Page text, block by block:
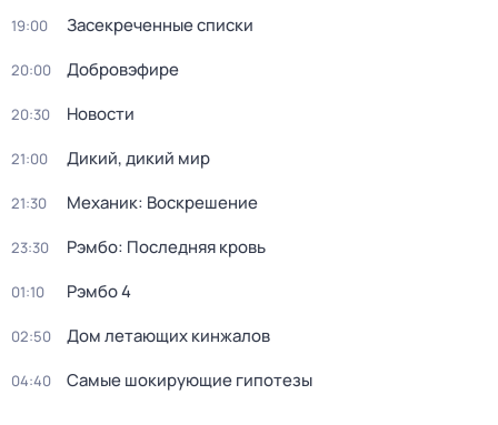
19:00 Зaceкрeченные списки
20:00 Добровэфире
20:30 Новости
21:00 Дикий, дикий мир
21:30 Механик: Воскрешение
23:30 Рэмбо: Последняя кровь
01:10 Рэмбо 4
02:50 Дом летающих кинжалов
04:40 Самые шoкиpующие гипотезы